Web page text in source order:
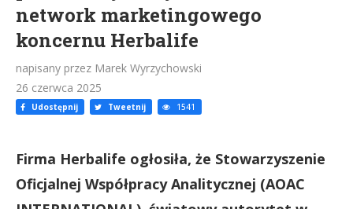
network marketingowego
koncernu Herbalife
napisany przez Marek Wyrzychowski
26 czerwca 2025
Udostępnij Tweetnij 1541
Firma Herbalife ogłosiła, że ​​Stowarzyszenie
Oficjalnej Współpracy Analitycznej (AOAC